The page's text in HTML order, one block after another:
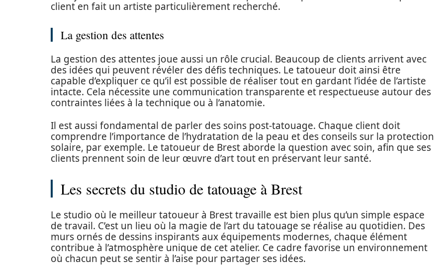
client en fait un artiste particulièrement recherché.
La gestion des attentes
La gestion des attentes joue aussi un rôle crucial. Beaucoup de clients arrivent avec
des idées qui peuvent révéler des défis techniques. Le tatoueur doit ainsi être
capable d’expliquer ce qu’il est possible de réaliser tout en gardant l’idée de l’artiste
intacte. Cela nécessite une communication transparente et respectueuse autour des
contraintes liées à la technique ou à l’anatomie.
Il est aussi fondamental de parler des soins post-tatouage. Chaque client doit
comprendre l’importance de l’hydratation de la peau et des conseils sur la protection
solaire, par exemple. Le tatoueur de Brest aborde la question avec soin, afin que ses
clients prennent soin de leur œuvre d’art tout en préservant leur santé.
Les secrets du studio de tatouage à Brest
Le studio où le meilleur tatoueur à Brest travaille est bien plus qu’un simple espace
de travail. C’est un lieu où la magie de l’art du tatouage se réalise au quotidien. Des
murs ornés de dessins inspirants aux équipements modernes, chaque élément
contribue à l’atmosphère unique de cet atelier. Ce cadre favorise un environnement
où chacun peut se sentir à l’aise pour partager ses idées.